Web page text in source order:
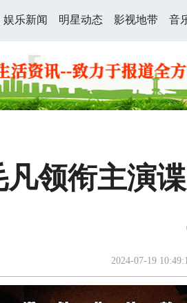
娱乐新闻 明星动态 影视地带 音
凡领衔主演
2024-07-19